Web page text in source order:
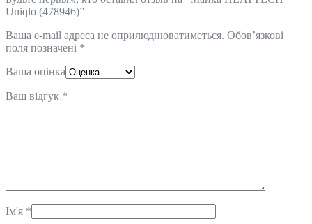
Uniqlo (478946)”
Ваша e-mail адреса не оприлюднюватиметься. Обов’язкові
поля позначені *
Ваша оцінка
Ваш відгук *
Ім'я *